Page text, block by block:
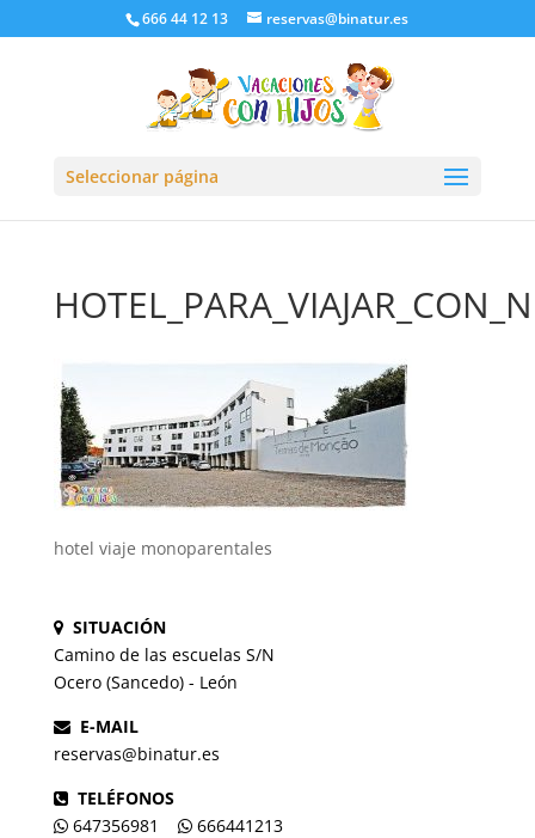
666 44 12 13 reservas@binatur.es
Seleccionar página
hotel viaje monoparentales
SITUACIÓN
Camino de las escuelas S/N
Ocero (Sancedo) - León
E-MAIL
reservas@binatur.es
TELÉFONOS
647356981
666441213